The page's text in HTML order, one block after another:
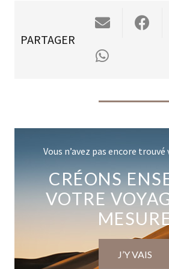
PARTAGER
Vous n’avez pas encore
CRÉONS
VOTRE
J’Y VAIS